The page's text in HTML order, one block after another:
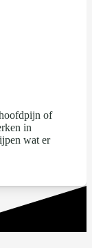
of
in
wat er